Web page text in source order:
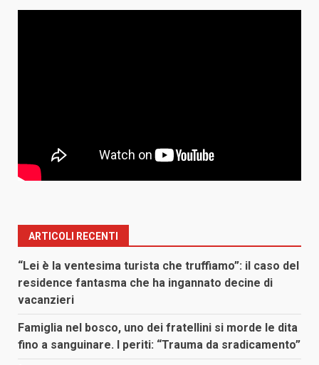
ARTICOLI RECENTI
“Lei è la ventesima turista che truffiamo”: il caso del
residence fantasma che ha ingannato decine di
vacanzieri
Famiglia nel bosco, uno dei fratellini si morde le dita
fino a sanguinare. I periti: “Trauma da sradicamento”